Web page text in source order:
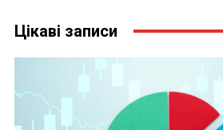
Цікаві записи